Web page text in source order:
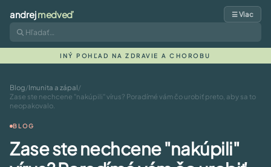
andrejmedveď ☰ Viac
INÝ POHĽAD NA ZDRAVIE A CHOROBU
Blog/Imunita a zápal/
Zase ste nechcene "nakúpili" vírus? Poradímé vám čo urobiť preto, aby sa to
neopakovalo.
BLOG
Zase ste nechcene "nakúpili"